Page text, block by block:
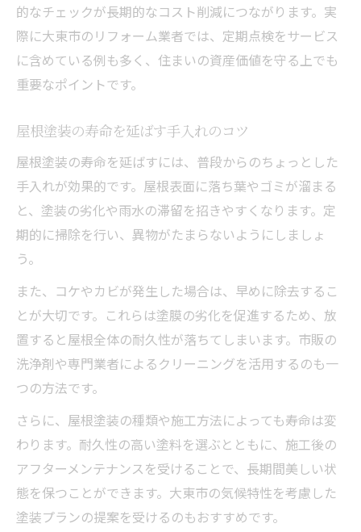
的なチェックが長期的なコスト削減につながります。実
際に大東市のリフォーム業者では、定期点検をサービス
に含めている例も多く、住まいの資産価値を守る上でも
重要なポイントです。
屋根塗装の寿命を延ばす手入れのコツ
屋根塗装の寿命を延ばすには、普段からのちょっとした
手入れが効果的です。屋根表面に落ち葉やゴミが溜まる
と、塗装の劣化や雨水の滞留を招きやすくなります。定
期的に掃除を行い、異物がたまらないようにしましょ
う。
また、コケやカビが発生した場合は、早めに除去するこ
とが大切です。これらは塗膜の劣化を促進するため、放
置すると屋根全体の耐久性が落ちてしまいます。市販の
洗浄剤や専門業者によるクリーニングを活用するのも一
つの方法です。
さらに、屋根塗装の種類や施工方法によっても寿命は変
わります。耐久性の高い塗料を選ぶとともに、施工後の
アフターメンテナンスを受けることで、長期間美しい状
態を保つことができます。大東市の気候特性を考慮した
塗装プランの提案を受けるのもおすすめです。